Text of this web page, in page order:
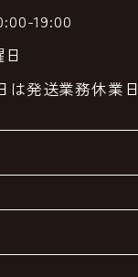
19:00
は発送業務休業日